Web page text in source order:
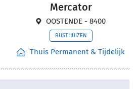
Mercator
OOSTENDE - 8400
RUSTHUIZEN
Thuis Permanent & Tijdelijk